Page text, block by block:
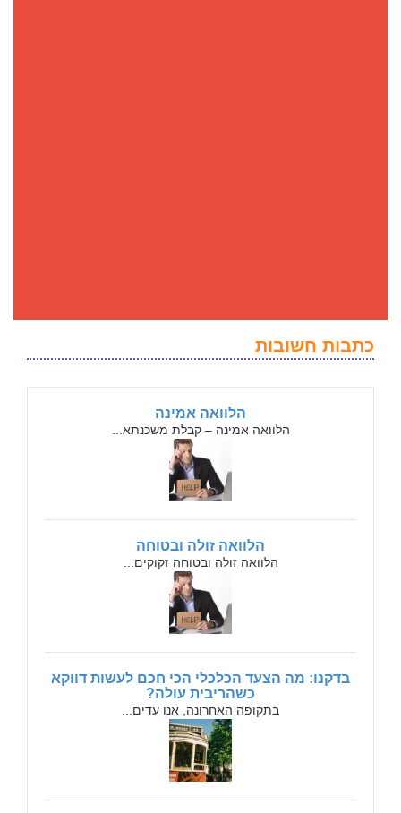
כתבות חשובות
הלוואה אמינה
הלוואה אמינה – קבלת משכנתא...
הלוואה זולה ובטוחה
הלוואה זולה ובטוחה זקוקים...
בדקנו: מה הצעד הכלכלי הכי חכם לעשות דווקא
כשהריבית עולה?
בתקופה האחרונה, אנו עדים...